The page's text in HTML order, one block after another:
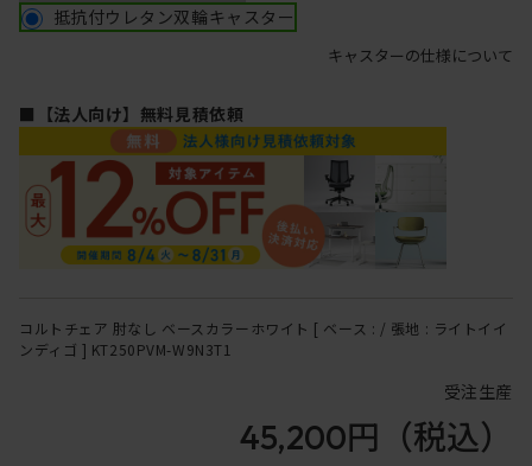
抵抗付ウレタン双輪キャスター
キャスターの仕様について
■【法人向け】無料見積依頼
コルトチェア 肘なし ベースカラーホワイト [ ベース : / 張地 : ライトイイ
ンディゴ ] KT250PVM-W9N3T1
受注生産
45,200円 （税込）